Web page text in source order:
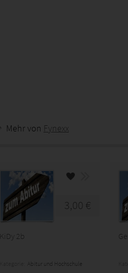
Mehr von Fynexx
3,00 €
KiDy 2b
Abitur und Hochschule